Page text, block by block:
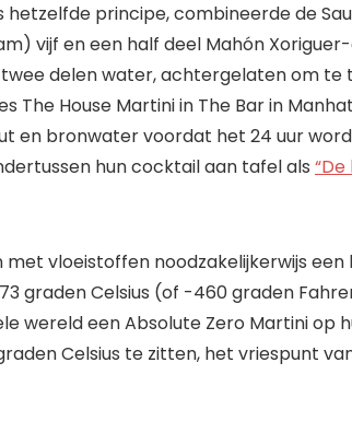
principe, combineerde de
vijf en een half deel Mahón
delen water, achtergelaten om te
The House Martini in The Bar in
en bronwater voordat het 24 uur
hun cocktail aan tafel als
vloeistoffen noodzakelijkerwijs een
graden Celsius (of -460 graden
wereld een Absolute Zero Martini op
Celsius te zitten, het vriespunt